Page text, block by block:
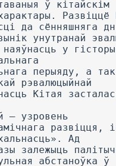
ў кітайскім
Развіццё
да сённяшняга
унутранай
у
перыяду, а
рэвалюцыйнай
Кітая
— узровень
развіцця,
Ад
залежыць
абстаноўка ў